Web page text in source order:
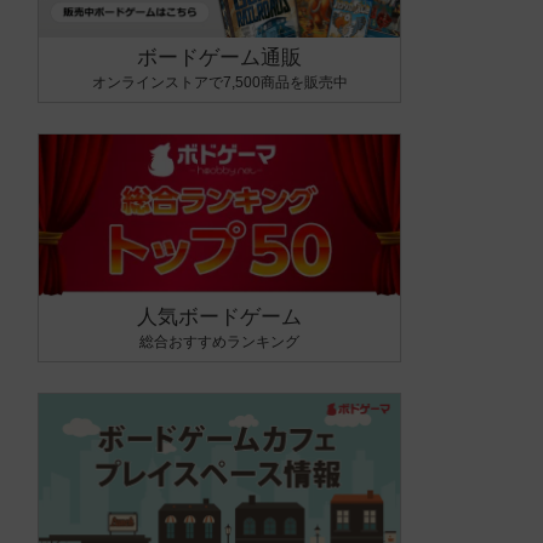
ボードゲーム通販
オンラインストアで7,500商品を販売中
人気ボードゲーム
総合おすすめランキング